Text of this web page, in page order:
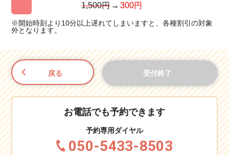
1,500円 300円
※開始時刻より10分以上遅れてしまいますと、各種割引の対象
外となります。
戻る 受付終了
お電話でも予約できます
予約専用ダイヤル
050-5433-8503